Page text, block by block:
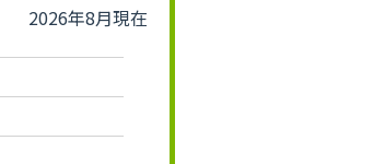
2026年8月現在